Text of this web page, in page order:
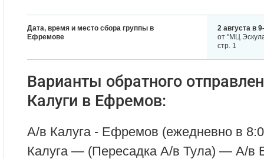
Дата, время и место сбора группы в
Ефремове
2 августа в
от "МЦ
стр. 1
Варианты обратного
Калуги в Ефремов:
А/в Калуга - Ефремов (ежедневно в
Калуга — (Пересадка А/в Тула) — А/в